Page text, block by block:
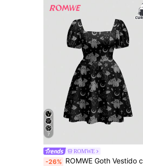
7
ROMWE
-26% ROMWE Goth Vestido casual diario con estampado de dibujos animados para mujer de talla grande